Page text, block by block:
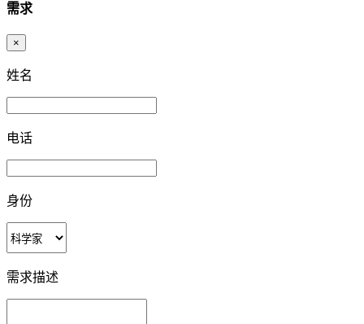
需求
×
姓名
电话
身份
需求描述